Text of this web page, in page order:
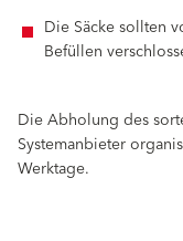
Die Säcke sollten
Befüllen
Die Abholung des
Systemanbieter
Werktage.